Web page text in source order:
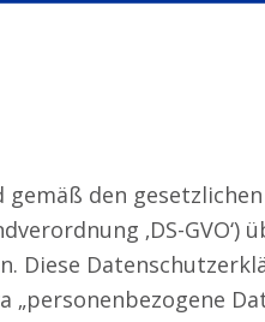
den
‚DS-
Diese